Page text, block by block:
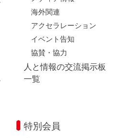
海外関連
アクセラレーション
イベント告知
協賛・協力
人と情報の交流掲示板
一覧
特別会員